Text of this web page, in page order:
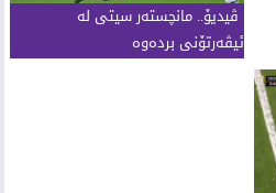
ڤیدیۆ.. مانچستەر سیتی لە
ئیڤەرتۆنی بردەوە